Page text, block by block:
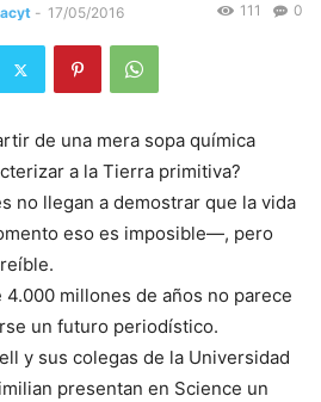
- 17/05/2016 0
111
de una mera sopa química
a la Tierra primitiva?
no llegan a demostrar que la vida
eso es imposible—, pero
4.000 millones de años no parece
un futuro periodístico.
y sus colegas de la Universidad
presentan en Science un